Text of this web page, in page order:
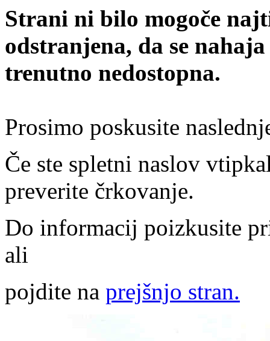
Strani ni bilo mogoče
odstranjena, da se
trenutno nedostopna.
Prosimo poskusite
Če ste spletni naslov
preverite črkovanje.
Do informacij poizkusite
ali
pojdite na prejšnjo stran.